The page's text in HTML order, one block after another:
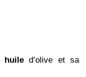
huiled’olive et sa